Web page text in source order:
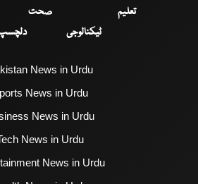
تعلیم
صحت
ٹیکنالوجی
News in Urdu
News in Urdu
News in Urdu
News in Urdu
News in Urdu